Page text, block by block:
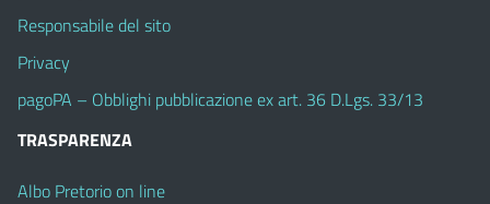
Responsabile del sito
Privacy
pagoPA – Obblighi pubblicazione ex art. 36 D.Lgs. 33/13
TRASPARENZA
Albo Pretorio on line